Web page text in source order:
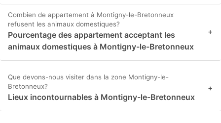
Combien de appartement à Montigny-le-Bretonneux
refusent les animaux domestiques?
Pourcentage des appartement acceptant les
animaux domestiques à Montigny-le-Bretonneux
+
Que devons-nous visiter dans la zone Montigny-le-
Bretonneux?
Lieux incontournables à Montigny-le-Bretonneux
+